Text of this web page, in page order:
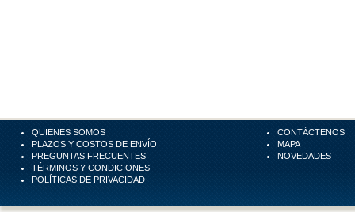
QUIENES SOMOS
PLAZOS Y COSTOS DE ENVÍO
PREGUNTAS FRECUENTES
TÉRMINOS Y CONDICIONES
POLÍTICAS DE PRIVACIDAD
CONTÁCTENOS
MAPA
NOVEDADES